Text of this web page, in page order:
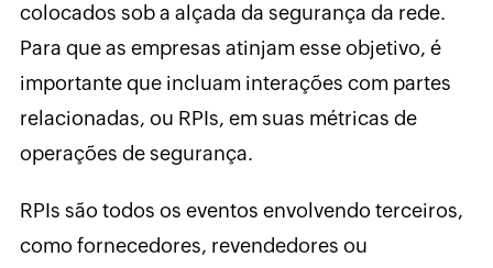
colocados sob a alçada da segurança da rede.
Para que as empresas atinjam esse objetivo, é
importante que incluam interações com partes
relacionadas, ou RPIs, em suas métricas de
operações de segurança.
RPIs são todos os eventos envolvendo terceiros,
como fornecedores, revendedores ou